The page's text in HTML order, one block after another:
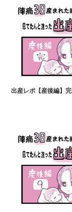
出産レポ【産後編】完